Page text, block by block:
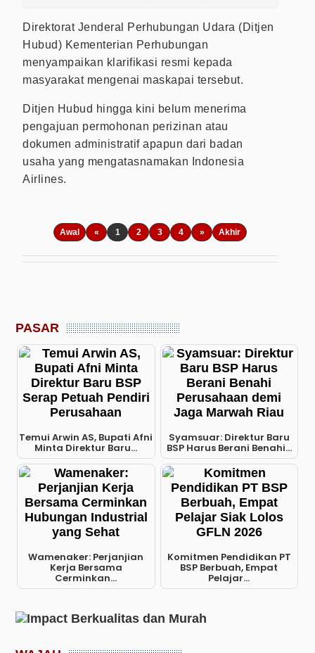
Direktorat Jenderal Perhubungan Udara (Ditjen
Hubud) Kementerian Perhubungan
menyampaikan klarifikasi resmi kepada
masyarakat mengenai maskapai tersebut.
Ditjen Hubud hingga kini belum menerima
pengajuan permohonan perizinan atau
dokumen administratif apapun dari badan
usaha yang mengatasnamakan Indonesia
Airlines.
Awal « 1 2 3 4 » Akhir
PASAR
Temui Arwin AS, Bupati Afni
Minta Direktur Baru...
Syamsuar: Direktur Baru
BSP Harus Berani Benahi...
Wamenaker: Perjanjian
Kerja Bersama
Cerminkan...
Komitmen Pendidikan PT
BSP Berbuah, Empat
Pelajar...